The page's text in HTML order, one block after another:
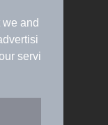
and
servi
のご案内
規約
採用情報